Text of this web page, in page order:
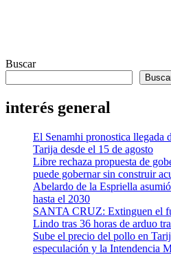
Buscar
interés general
El Senamhi pronostica llegada
Tarija desde el 15 de agosto
Libre rechaza propuesta de
puede gobernar sin construir
Abelardo de la Espriella
hasta el 2030
SANTA CRUZ: Extinguen el
Lindo tras 36 horas de arduo
Sube el precio del pollo en
especulación y la Intendencia